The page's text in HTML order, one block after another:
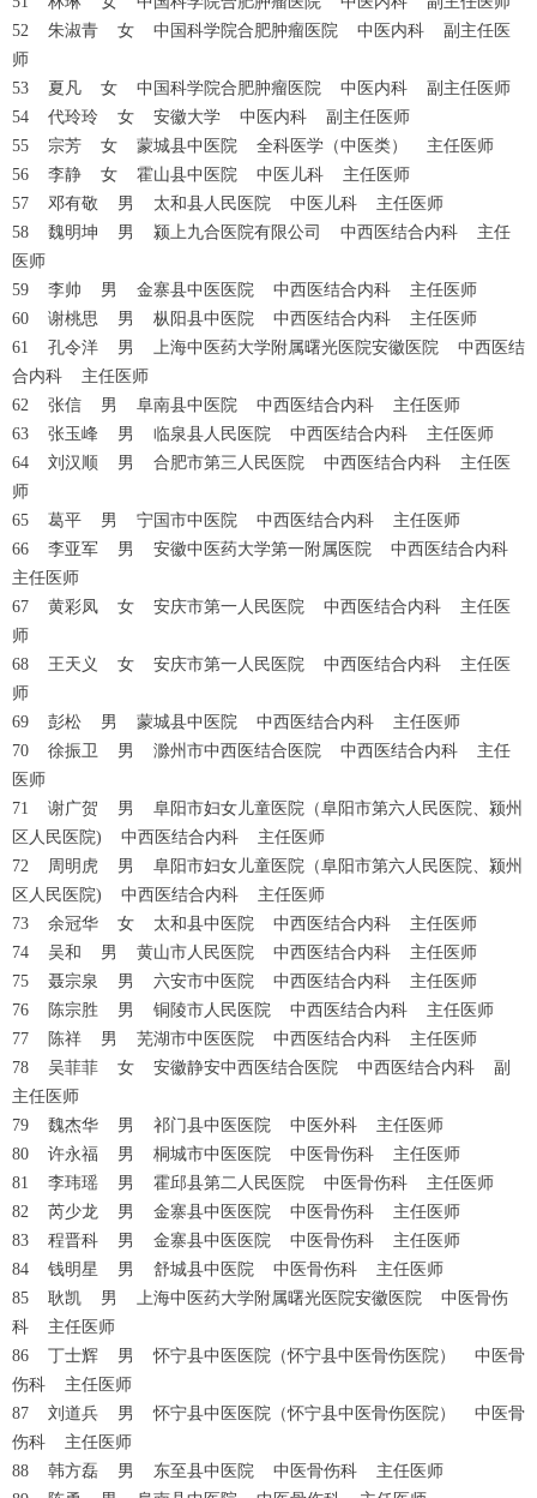
52 朱淑青 女 中国科学院合肥肿瘤医院 中医内科 副主任医
师
53 夏凡 女 中国科学院合肥肿瘤医院 中医内科 副主任医师
54 代玲玲 女 安徽大学 中医内科 副主任医师
55 宗芳 女 蒙城县中医院 全科医学（中医类） 主任医师
56 李静 女 霍山县中医院 中医儿科 主任医师
57 邓有敬 男 太和县人民医院 中医儿科 主任医师
58 魏明坤 男 颍上九合医院有限公司 中西医结合内科 主任
医师
59 李帅 男 金寨县中医医院 中西医结合内科 主任医师
60 谢桃思 男 枞阳县中医院 中西医结合内科 主任医师
61 孔令洋 男 上海中医药大学附属曙光医院安徽医院 中西医结
合内科 主任医师
62 张信 男 阜南县中医院 中西医结合内科 主任医师
63 张玉峰 男 临泉县人民医院 中西医结合内科 主任医师
64 刘汉顺 男 合肥市第三人民医院 中西医结合内科 主任医
师
65 葛平 男 宁国市中医院 中西医结合内科 主任医师
66 李亚军 男 安徽中医药大学第一附属医院 中西医结合内科
主任医师
67 黄彩凤 女 安庆市第一人民医院 中西医结合内科 主任医
师
68 王天义 女 安庆市第一人民医院 中西医结合内科 主任医
师
69 彭松 男 蒙城县中医院 中西医结合内科 主任医师
70 徐振卫 男 滁州市中西医结合医院 中西医结合内科 主任
医师
71 谢广贺 男 阜阳市妇女儿童医院（阜阳市第六人民医院、颍州
区人民医院) 中西医结合内科 主任医师
72 周明虎 男 阜阳市妇女儿童医院（阜阳市第六人民医院、颍州
区人民医院) 中西医结合内科 主任医师
73 余冠华 女 太和县中医院 中西医结合内科 主任医师
74 吴和 男 黄山市人民医院 中西医结合内科 主任医师
75 聂宗泉 男 六安市中医院 中西医结合内科 主任医师
76 陈宗胜 男 铜陵市人民医院 中西医结合内科 主任医师
77 陈祥 男 芜湖市中医医院 中西医结合内科 主任医师
78 吴菲菲 女 安徽静安中西医结合医院 中西医结合内科 副
主任医师
79 魏杰华 男 祁门县中医医院 中医外科 主任医师
80 许永福 男 桐城市中医医院 中医骨伤科 主任医师
81 李玮瑶 男 霍邱县第二人民医院 中医骨伤科 主任医师
82 芮少龙 男 金寨县中医医院 中医骨伤科 主任医师
83 程晋科 男 金寨县中医医院 中医骨伤科 主任医师
84 钱明星 男 舒城县中医院 中医骨伤科 主任医师
85 耿凯 男 上海中医药大学附属曙光医院安徽医院 中医骨伤
科 主任医师
86 丁士辉 男 怀宁县中医医院（怀宁县中医骨伤医院） 中医骨
伤科 主任医师
87 刘道兵 男 怀宁县中医医院（怀宁县中医骨伤医院） 中医骨
伤科 主任医师
88 韩方磊 男 东至县中医院 中医骨伤科 主任医师